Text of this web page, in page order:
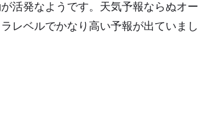
活発なようです。天気予報ならぬオー
レベルでかなり高い予報が出ていまし